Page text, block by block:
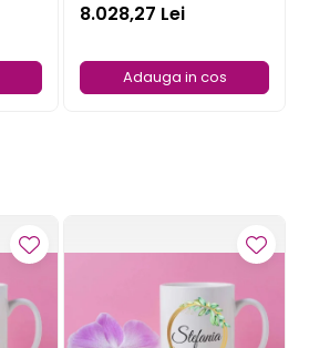
8.028,27 Lei
Adauga in cos